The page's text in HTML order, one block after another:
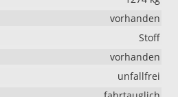
vorhanden
Stoff
vorhanden
unfallfrei